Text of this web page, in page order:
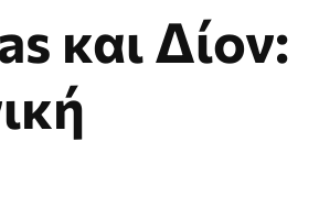
και Δίον: